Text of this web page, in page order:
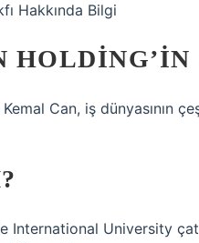
Hakkında Bilgi
Can, iş dünyasının
International University